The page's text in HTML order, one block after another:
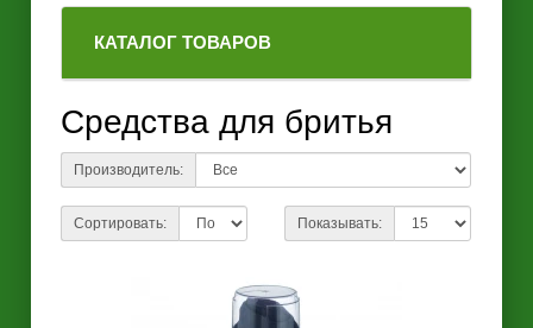
КАТАЛОГ ТОВАРОВ
Средства для бритья
Производитель:
Сортировать: Показывать: